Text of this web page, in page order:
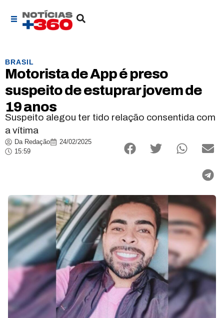
BRASIL
Motorista de App é preso
suspeito de estuprar jovem de
19 anos
Suspeito alegou ter tido relação consentida com
a vítima
Da Redação
24/02/2025
15:59